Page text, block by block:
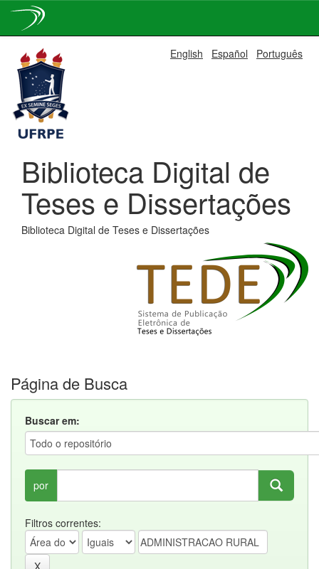
navigation
English Español Português
Biblioteca Digital de
Teses e Dissertações
Biblioteca Digital de Teses e Dissertações
Página de Busca
Buscar em:
por
Filtros correntes: